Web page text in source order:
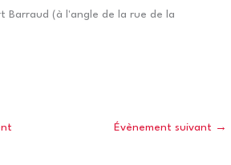
Barraud (à l'angle de la rue de la
Évènement suivant →